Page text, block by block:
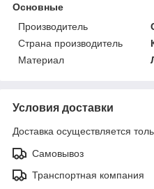
Основные
Производитель
Страна производитель
Материал
Условия доставки
Доставка осуществляется
Самовывоз
Транспортная компания